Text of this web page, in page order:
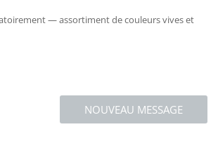
— assortiment de couleurs vives et
NOUVEAU MESSAGE